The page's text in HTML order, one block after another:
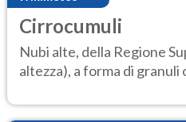
Cirrocumuli
Nubi alte, della Regione
altezza), a forma di granuli